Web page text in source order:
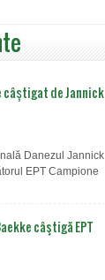
câștigat de Jannick
Danezul Jannick
EPT Campione
câştigă EPT